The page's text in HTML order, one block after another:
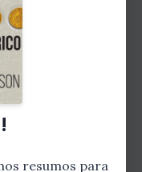
roupas
de moda
e técnicas
suas
de arte.
profissionais
resumos para